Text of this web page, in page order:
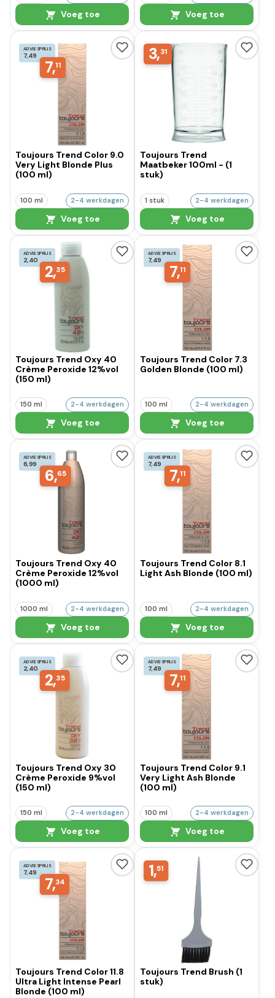
Voeg toe Voeg toe
ADVIESPRIJS
7,49
7,11
Toujours Trend Color 9.0
Very Light Blonde Plus
(100 ml)
100 ml 2-4 werkdagen
Voeg toe
3,31
Toujours Trend
Maatbeker 100ml - (1
stuk)
1 stuk 2-4 werkdagen
Voeg toe
ADVIESPRIJS
2,40
2,35
Toujours Trend Oxy 40
Crème Peroxide 12%vol
(150 ml)
150 ml 2-4 werkdagen
Voeg toe
ADVIESPRIJS
7,49
7,11
Toujours Trend Color 7.3
Golden Blonde (100 ml)
100 ml 2-4 werkdagen
Voeg toe
ADVIESPRIJS
6,99
6,65
Toujours Trend Oxy 40
Crème Peroxide 12%vol
(1000 ml)
1000 ml 2-4 werkdagen
Voeg toe
ADVIESPRIJS
7,49
7,11
Toujours Trend Color 8.1
Light Ash Blonde (100 ml)
100 ml 2-4 werkdagen
Voeg toe
ADVIESPRIJS
2,40
2,35
Toujours Trend Oxy 30
Crème Peroxide 9%vol
(150 ml)
150 ml 2-4 werkdagen
Voeg toe
ADVIESPRIJS
7,49
7,11
Toujours Trend Color 9.1
Very Light Ash Blonde
(100 ml)
100 ml 2-4 werkdagen
Voeg toe
ADVIESPRIJS
7,49
7,34
Toujours Trend Color 11.8
Ultra Light Intense Pearl
Blonde (100 ml)
1,51
Toujours Trend Brush (1
stuk)